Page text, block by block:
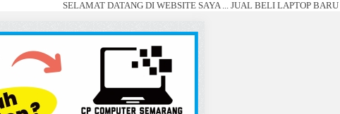
SELAMAT DATANG DI WEBSITE SAYA ... JUAL BELI LAPTOP BARU DAN